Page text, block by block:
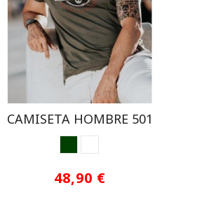
CAMISETA HOMBRE 501
48,90 €